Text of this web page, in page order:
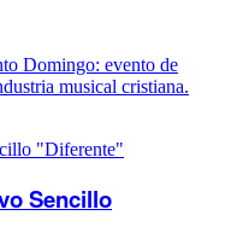
Domingo: evento de
musical cristiana.
Sencillo